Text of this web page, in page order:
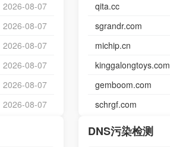
2026-08-07
2026-08-07
2026-08-07
2026-08-07
2026-08-07
2026-08-07
qita.cc
sgrandr.com
michip.cn
kinggalongtoys.com
gemboom.com
schrgf.com
DNS污染检测